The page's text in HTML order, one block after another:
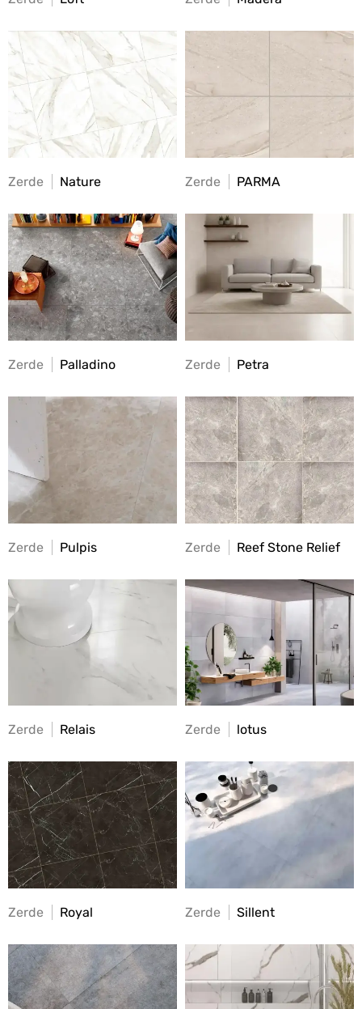
Zerde Nature Zerde PARMA
Zerde Palladino Zerde Petra
Zerde Pulpis Zerde Reef Stone Relief
Zerde Relais Zerde lotus
Zerde Royal Zerde Sillent